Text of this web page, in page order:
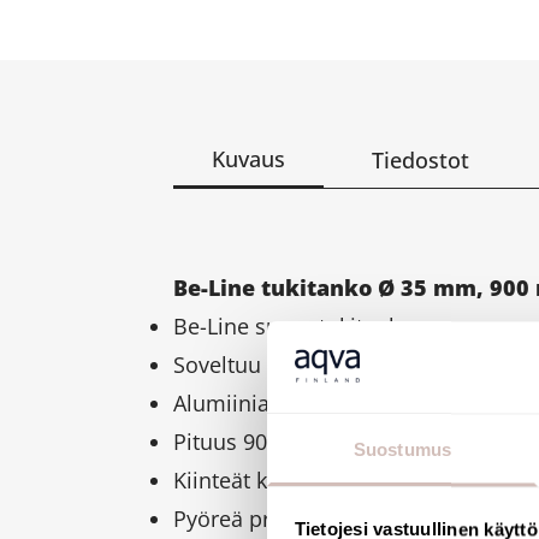
Suostumus
Tietojesi vastuullinen käyttö
Kuvaus Tiedostot
Be-Line tukitanko Ø 35 mm, 900
Be-Line suora tukitanko
Soveltuu liikuntarajoitteisille
Alumiinia, materiaalin paksuus 3
Pituus 900 mm
Kiinteät kiinnityspisteet
Pyöreä profiili, halkaisija Ø 35 mm,